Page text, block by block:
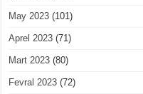
May 2023 (101)
Aprel 2023 (71)
Mart 2023 (80)
Fevral 2023 (72)